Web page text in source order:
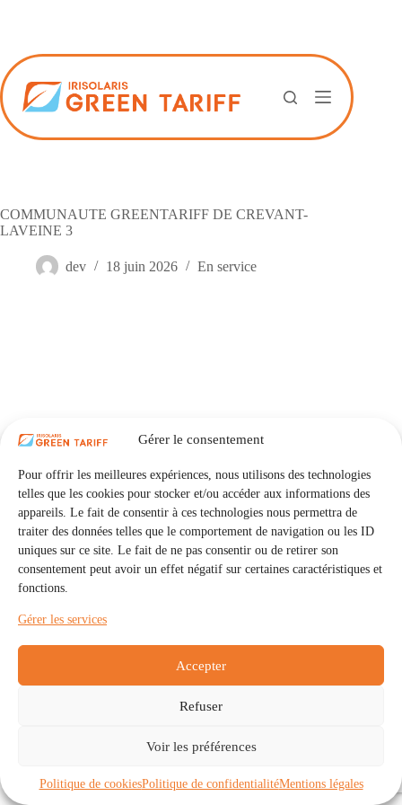
Gérer le consentement
Pour offrir les meilleures expériences, nous utilisons des technologies
telles que les cookies pour stocker et/ou accéder aux informations des
appareils. Le fait de consentir à ces technologies nous permettra de
traiter des données telles que le comportement de navigation ou les ID
uniques sur ce site. Le fait de ne pas consentir ou de retirer son
consentement peut avoir un effet négatif sur certaines caractéristiques et
fonctions.
Gérer les services
Accepter
Refuser
Voir les préférences
Politique de cookiesPolitique de confidentialitéMentions légales
COMMUNAUTE GREENTARIFF DE CREVANT-
LAVEINE 3
dev 18 juin 2026 En service
Communautés
À propos
Politique de cookies (UE)